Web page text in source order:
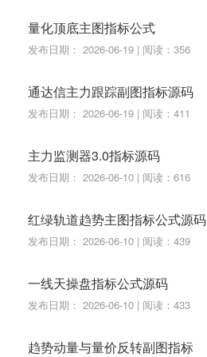
量化顶底主图指标公式
发布日期： 2026-06-19 | 阅读：356
通达信主力跟踪副图指标源码
发布日期： 2026-06-19 | 阅读：411
主力监测器3.0指标源码
发布日期： 2026-06-10 | 阅读：616
红绿轨道趋势主图指标公式源码
发布日期： 2026-06-10 | 阅读：439
一线天操盘指标公式源码
发布日期： 2026-06-10 | 阅读：433
趋势动量与量价反转副图指标